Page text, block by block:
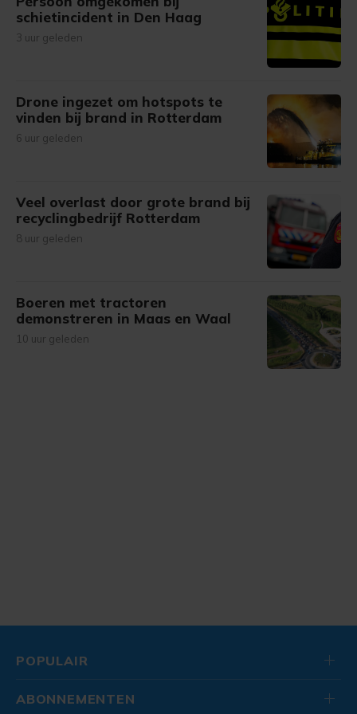
schietincident in Den Haag
3 uur geleden
Drone ingezet om hotspots te
vinden bij brand in Rotterdam
6 uur geleden
Veel overlast door grote brand bij
recyclingbedrijf Rotterdam
8 uur geleden
Boeren met tractoren
demonstreren in Maas en Waal
10 uur geleden
POPULAIR
ABONNEMENTEN